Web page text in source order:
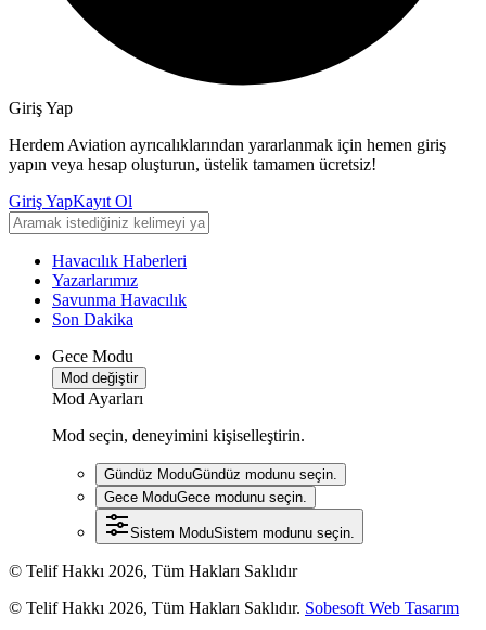
Giriş Yap
Herdem Aviation ayrıcalıklarından yararlanmak için hemen giriş
yapın veya hesap oluşturun, üstelik tamamen ücretsiz!
Giriş YapKayıt Ol
Havacılık Haberleri
Yazarlarımız
Savunma Havacılık
Son Dakika
Gece Modu
Mod değiştir
Mod Ayarları
Mod seçin, deneyimini kişiselleştirin.
Gündüz ModuGündüz modunu seçin.
Gece ModuGece modunu seçin.
Sistem ModuSistem modunu seçin.
© Telif Hakkı 2026, Tüm Hakları Saklıdır
© Telif Hakkı 2026, Tüm Hakları Saklıdır. Sobesoft Web Tasarım